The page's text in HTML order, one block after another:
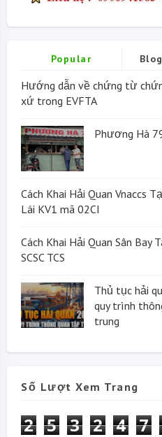
Popular
Hướng dẫn về chứng từ
xứ trong EVFTA
Phương Hà
Cách Khai Hải Quan Vnaccs
Lái KV1 mã 02CI
Cách Khai Hải Quan Sân Bay
SCSC TCS
Thủ tục hải
quy trình
trung
Số Lượt Xem Trang
2 5 3 2 4 7